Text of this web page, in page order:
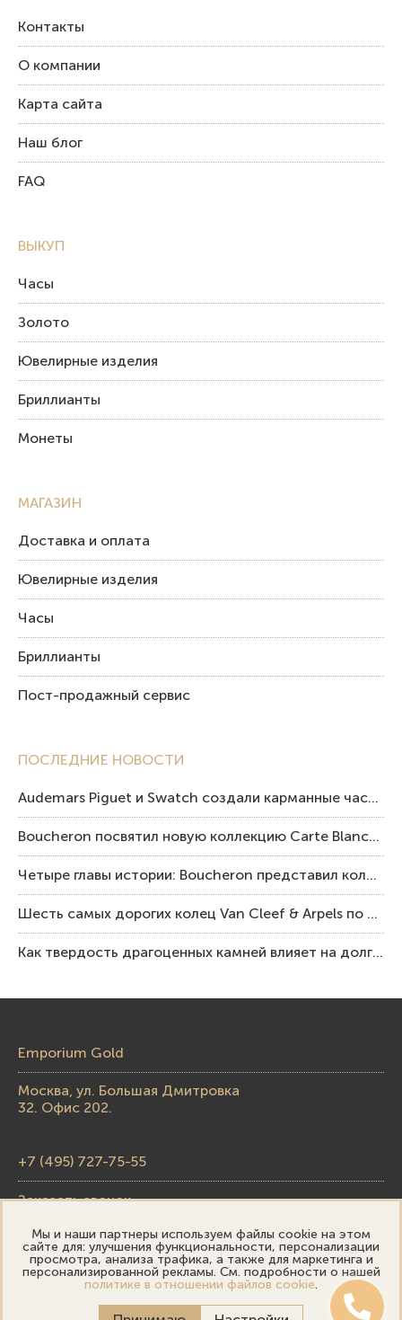
Контакты
О компании
Карта сайта
Наш блог
FAQ
ВЫКУП
Часы
Золото
Ювелирные изделия
Бриллианты
Монеты
ПОСЛЕДНИЕ НОВОСТИ
Audemars Piguet и Swatch создали карманные часы в эстетике Royal Oak и Pop Art
Boucheron посвятил новую коллекцию Carte Blanche Human Being человеку и силе мастерства
Четыре главы истории: Boucheron представил коллекцию «Nom: Boucheron, Prénom: Frédéric»
Шесть самых дорогих колец Van Cleef & Arpels по итогам аукционов Sotheby’s
Как твердость драгоценных камней влияет на долговечность ювелирных изделий
МАГАЗИН
Доставка и оплата
Ювелирные изделия
Часы
Бриллианты
Пост-продажный сервис
Emporium Gold
Москва, ул. Большая Дмитровка
32. Офис 202.
+7 (495) 727-75-55
Заказать звонок
skupka@emporiumgold.com
sale@emporiumgold.com
Мы и наши партнеры используем файлы cookie на этом
сайте для: улучшения функциональности, персонализации
просмотра, анализа трафика, а также для маркетинга и
персонализированной рекламы. См. подробности о нашей
политике в отношении файлов cookie.